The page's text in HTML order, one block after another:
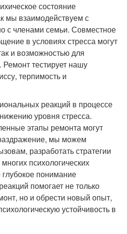
состояние
мы взаимодействуем с
с членами семьи. Совместное
в условиях стресса могут
и возможностью для
тестирует нашу
терпимость и
реакций в процессе
уровня стресса.
этапы ремонта могут
мы можем
разработать стратегии
психологических
понимание
помогает не только
но и обрести новый опыт,
устойчивость в